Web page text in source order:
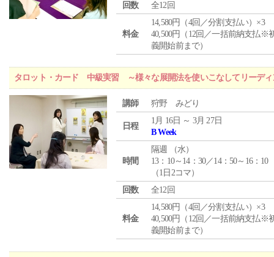
回数
全12回
料金
14,580円（4回／分割支払い）×3
40,500円（12回／一括前納支払※
義開始前まで）
タロット・カード 中級実習 ～様々な展開法を使いこなしてリーディ
講師 狩野 みどり
日程
1月 16日 ～ 3月 27日
B Week
時間
隔週 （水）
13：10～14：30／14：50～16：10
（1日2コマ）
回数
全12回
料金
14,580円（4回／分割支払い）×3
40,500円（12回／一括前納支払※
義開始前まで）